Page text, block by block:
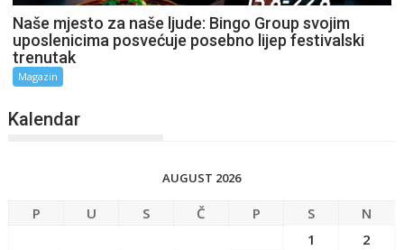
Naše mjesto za naše ljude: Bingo Group svojim
uposlenicima posvećuje posebno lijep festivalski
trenutak
Magazin
Kalendar
AUGUST 2026
P U S Č P S
N
1
2